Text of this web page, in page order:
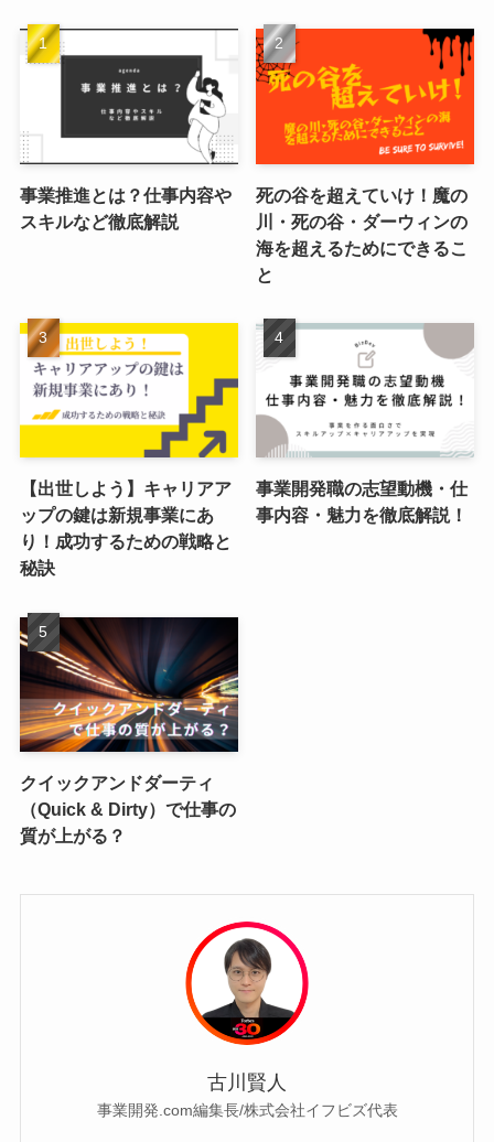
事業推進とは？仕事内容や
スキルなど徹底解説
死の谷を超えていけ！魔の
川・死の谷・ダーウィンの
海を超えるためにできるこ
と
【出世しよう】キャリアア
ップの鍵は新規事業にあ
り！成功するための戦略と
秘訣
事業開発職の志望動機・仕
事内容・魅力を徹底解説！
クイックアンドダーティ
（Quick & Dirty）で仕事の
質が上がる？
古川賢人
事業開発.com編集長/株式会社イフビズ代表